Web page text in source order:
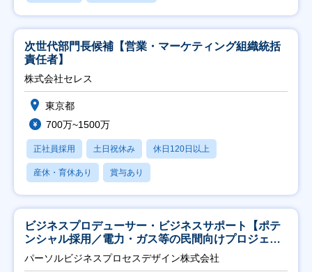
次世代部門長候補【営業・マーケティング組織統括
責任者】
株式会社セレス
東京都
700万~1500万
正社員採用 土日祝休み 休日120日以上
産休・育休あり 賞与あり
ビジネスプロデューサー・ビジネスサポート【ポテ
ンシャル採用／電力・ガス等の民間向けプロジェク
ト推進】
パーソルビジネスプロセスデザイン株式会社